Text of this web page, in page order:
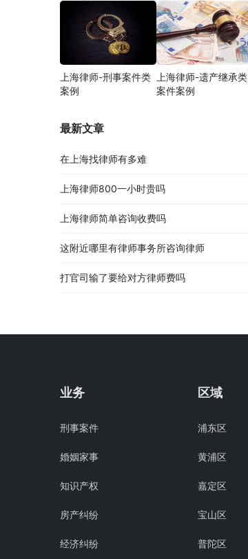
上海律师-刑事案件类
案例
上海律师-遗产继承类
案件案例
最新文章
在上海找律师有多难
上海律师800一小时贵吗
上海律师简单咨询收费吗
这附近哪里有律师事务所咨询律师
打官司输了要给对方律师费吗
业务
刑事案件
婚姻家事
知识产权
房产纠纷
经济纠纷
区域
浦东区
黄浦区
嘉定区
宝山区
普陀区